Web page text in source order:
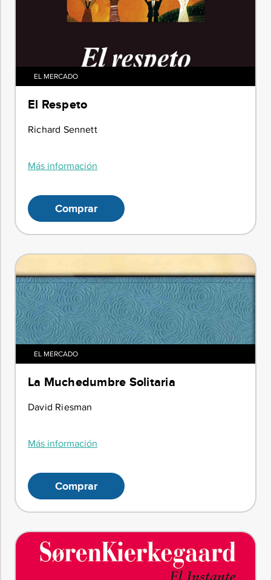
EL MERCADO
El Respeto
Richard Sennett
Más información
Comprar
EL MERCADO
La Muchedumbre Solitaria
David Riesman
Más información
Comprar